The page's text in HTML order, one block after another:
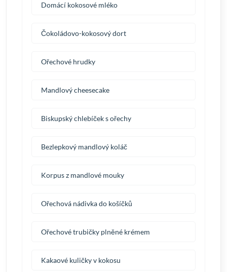
Domácí kokosové mléko
Čokoládovo-kokosový dort
Ořechové hrudky
Mandlový cheesecake
Biskupský chlebíček s ořechy
Bezlepkový mandlový koláč
Korpus z mandlové mouky
Ořechová nádivka do košíčků
Ořechové trubičky plněné krémem
Kakaové kuličky v kokosu